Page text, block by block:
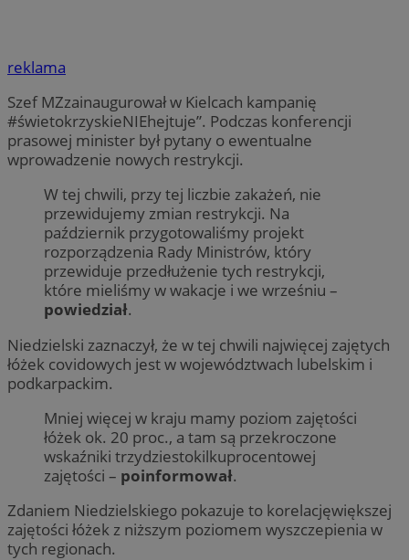
reklama
Szef MZzainaugurował w Kielcach kampanię
#świetokrzyskieNIEhejtuje”. Podczas konferencji
prasowej minister był pytany o ewentualne
wprowadzenie nowych restrykcji.
W tej chwili, przy tej liczbie zakażeń, nie
przewidujemy zmian restrykcji. Na
październik przygotowaliśmy projekt
rozporządzenia Rady Ministrów, który
przewiduje przedłużenie tych restrykcji,
które mieliśmy w wakacje i we wrześniu –
powiedział.
Niedzielski zaznaczył, że w tej chwili najwięcej zajętych
łóżek covidowych jest w województwach lubelskim i
podkarpackim.
Mniej więcej w kraju mamy poziom zajętości
łóżek ok. 20 proc., a tam są przekroczone
wskaźniki trzydziestokilkuprocentowej
zajętości – poinformował.
Zdaniem Niedzielskiego pokazuje to korelacjęwiększej
zajętości łóżek z niższym poziomem wyszczepienia w
tych regionach.